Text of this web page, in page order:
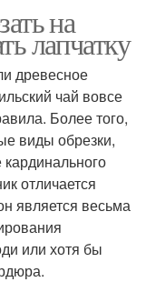
на
лапчатку
древесное
чай вовсе
Более того,
виды обрезки,
отличается
является весьма
или хотя бы